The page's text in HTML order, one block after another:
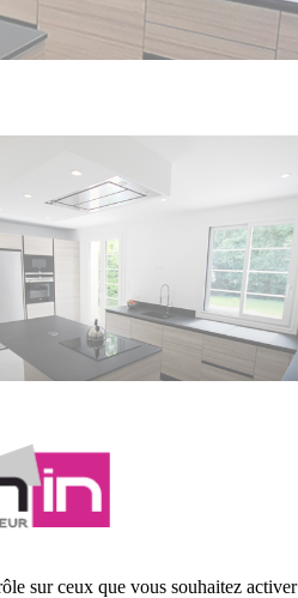
sur ceux que vous souhaitez activer